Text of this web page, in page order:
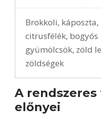
Brokkoli, káposzta,
citrusfélék, bogyós
gyümölcsök, zöld
zöldségek
A
előnyei